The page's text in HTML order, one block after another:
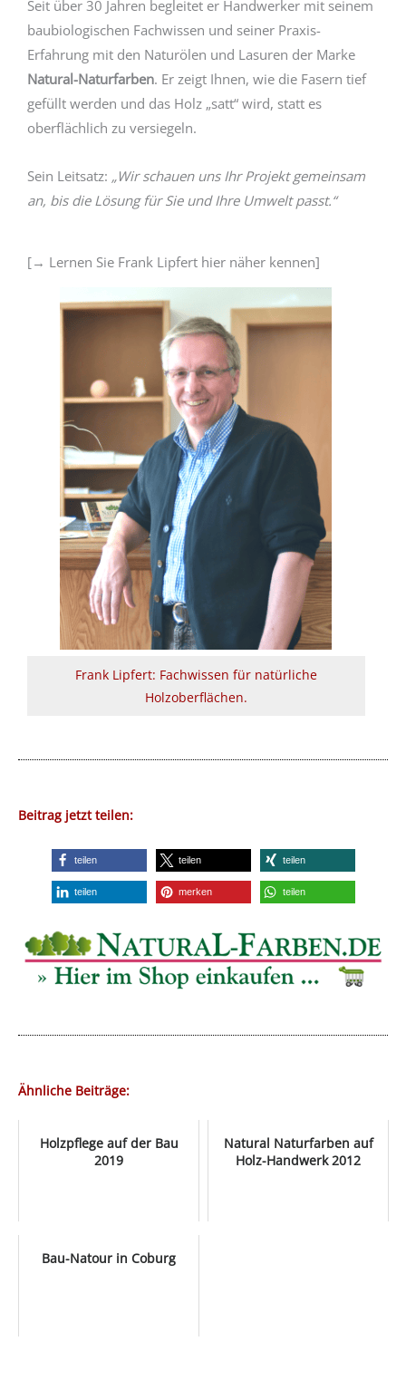
Seit über 30 Jahren begleitet er Handwerker mit seinem
baubiologischen Fachwissen und seiner Praxis-
Erfahrung mit den Naturölen und Lasuren der Marke
Natural-Naturfarben. Er zeigt Ihnen, wie die Fasern tief
gefüllt werden und das Holz „satt“ wird, statt es
oberflächlich zu versiegeln.
Sein Leitsatz: „Wir schauen uns Ihr Projekt gemeinsam
an, bis die Lösung für Sie und Ihre Umwelt passt.“
[→ Lernen Sie Frank Lipfert hier näher kennen]
Frank Lipfert: Fachwissen für natürliche
Holzoberflächen.
Beitrag jetzt teilen:
teilen teilen teilen
teilen merken teilen
Ähnliche Beiträge:
Holzpflege auf der Bau
2019
Natural Naturfarben auf
Holz-Handwerk 2012
Bau-Natour in Coburg